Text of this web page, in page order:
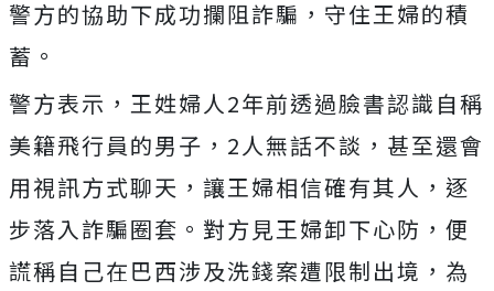
警方的協助下成功攔阻詐騙，守住王婦的積
蓄。
警方表示，王姓婦人2年前透過臉書認識自稱
美籍飛行員的男子，2人無話不談，甚至還會
用視訊方式聊天，讓王婦相信確有其人，逐
步落入詐騙圈套。對方見王婦卸下心防，便
謊稱自己在巴西涉及洗錢案遭限制出境，為